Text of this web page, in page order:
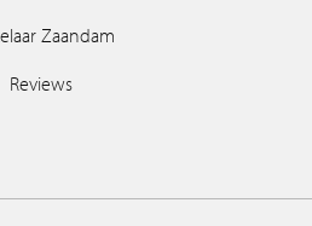
Zaandam
Reviews